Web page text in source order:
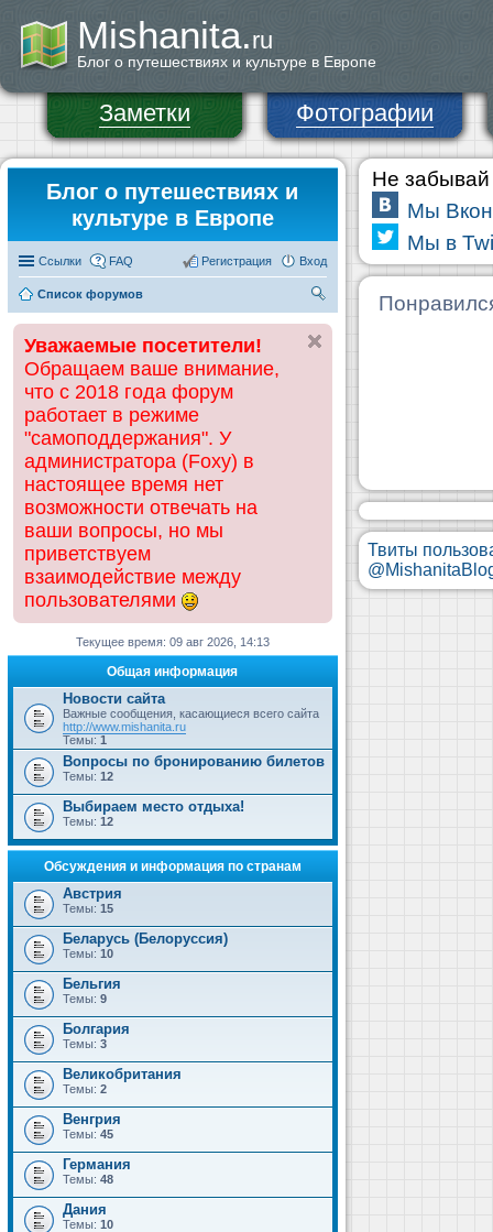
Mishanita.ru
Блог о путешествиях и культуре в Европе
Заметки Фотографии
Блог о путешествиях и
культуре в Европе
Ссылки FAQ Вход
Регистрация
Список форумов
ск
Уважаемые посетители!
Обращаем ваше внимание,
что с 2018 года форум
работает в режиме
"самоподдержания". У
администратора (Foxy) в
настоящее время нет
возможности отвечать на
ваши вопросы, но мы
приветствуем
взаимодействие между
пользователями
Текущее время: 09 авг 2026, 14:13
Общая информация
Новости сайта
Важные сообщения, касающиеся всего сайта
http://www.mishanita.ru
Темы: 1
Вопросы по бронированию билетов
Темы: 12
Выбираем место отдыха!
Темы: 12
Обсуждения и информация по странам
Австрия
Темы: 15
Беларусь (Белоруссия)
Темы: 10
Бельгия
Темы: 9
Болгария
Темы: 3
Великобритания
Темы: 2
Венгрия
Темы: 45
Германия
Темы: 48
Дания
Темы: 10
Не забывай
Мы
Мы в
Твиты